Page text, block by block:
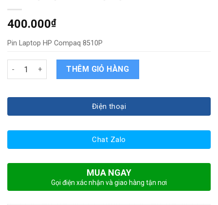
400.000₫
Pin Laptop HP Compaq 8510P
Pin Laptop HP Compaq 8510P quantity
THÊM GIỎ HÀNG
Điện thoại
Chat Zalo
MUA NGAY
Gọi điện xác nhận và giao hàng tận nơi